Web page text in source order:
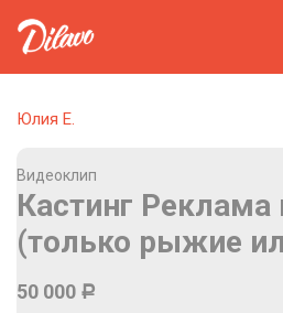
Юлия Е.
Видеоклип
Кастинг Реклама
(только рыжие
50 000 Р